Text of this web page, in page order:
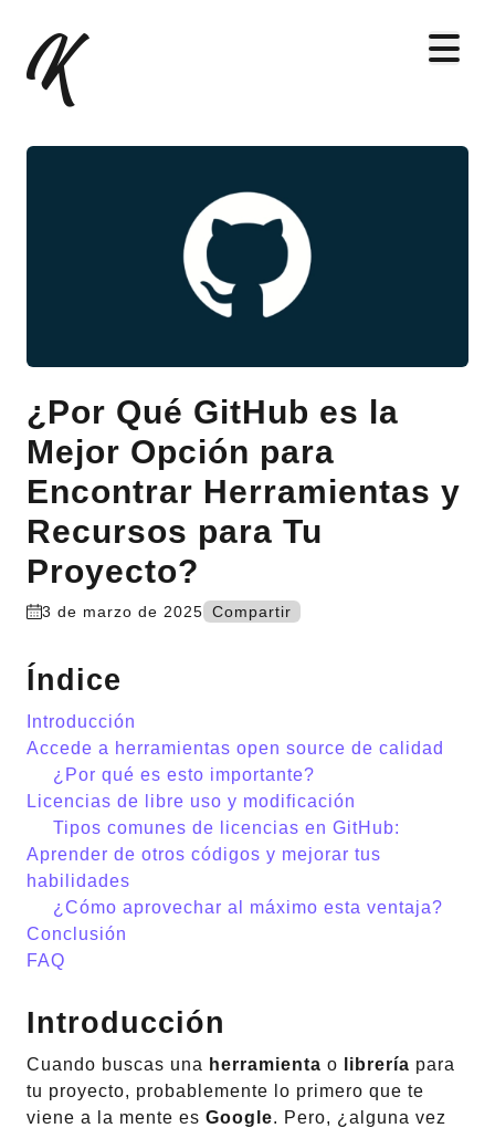
K Abrir
BLOG
¿Por Qué GitHub es la
Mejor Opción para
Encontrar Herramientas y
Recursos para Tu
Proyecto?
3 de marzo de 2025 Compartir
Índice
Introducción
Accede a herramientas open source de calidad
¿Por qué es esto importante?
Licencias de libre uso y modificación
Tipos comunes de licencias en GitHub:
Aprender de otros códigos y mejorar tus
habilidades
¿Cómo aprovechar al máximo esta ventaja?
Conclusión
FAQ
Introducción
Cuando buscas una herramienta o librería para
tu proyecto, probablemente lo primero que te
viene a la mente es Google. Pero, ¿alguna vez